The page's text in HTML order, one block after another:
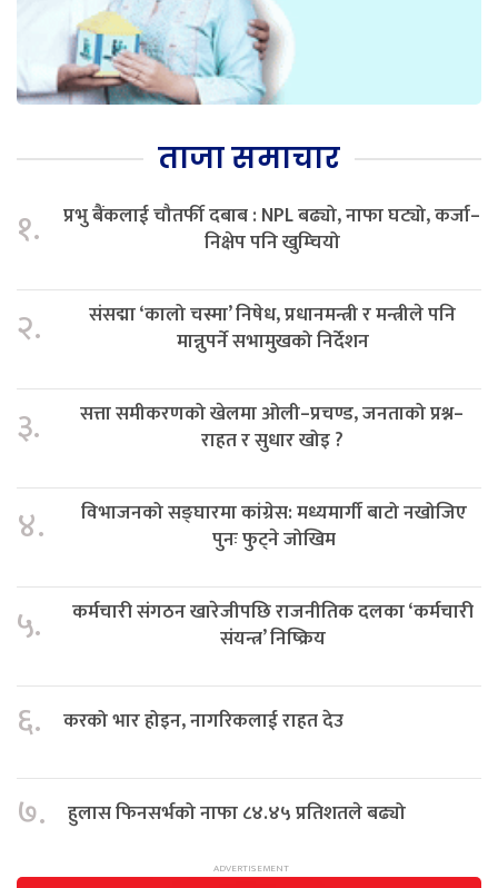
ताजा समाचार
१.
प्रभु बैंकलाई चौतर्फी दबाब : NPL बढ्यो, नाफा घट्यो, कर्जा–
निक्षेप पनि खुम्चियो
२.
संसद्मा ‘कालो चस्मा’ निषेध, प्रधानमन्त्री र मन्त्रीले पनि
मान्नुपर्ने सभामुखको निर्देशन
३.
सत्ता समीकरणको खेलमा ओली–प्रचण्ड, जनताको प्रश्न–
राहत र सुधार खोइ ?
४.
विभाजनको सङ्घारमा कांग्रेस: मध्यमार्गी बाटो नखोजिए
पुनः फुट्ने जोखिम
५.
कर्मचारी संगठन खारेजीपछि राजनीतिक दलका ‘कर्मचारी
संयन्त्र’ निष्क्रिय
६. करको भार होइन, नागरिकलाई राहत देउ
७. हुलास फिनसर्भको नाफा ८४.४५ प्रतिशतले बढ्यो